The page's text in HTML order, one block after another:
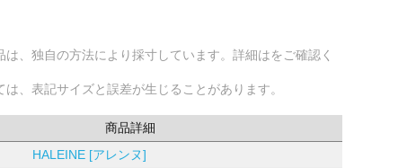
、独自の方法により採寸しています。詳細はをご確認く
は、表記サイズと誤差が生じることがあります。
商品詳細
HALEINE [アレンヌ]